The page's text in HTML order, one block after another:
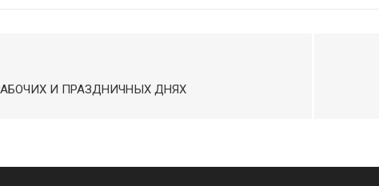
И ПРАЗДНИЧНЫХ ДНЯХ